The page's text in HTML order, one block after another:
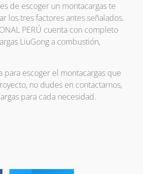
de escoger un montacargas te
los tres factores antes señalados.
PERÚ cuenta con completo
LiuGong a combustión,
para escoger el montacargas que
no dudes en contactarnos,
para cada necesidad.